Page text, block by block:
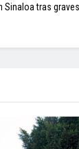
Sinaloa tras